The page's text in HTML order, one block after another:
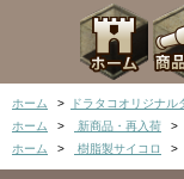
ホーム > ドラタコオリジナル
ホーム
> 新商品・再入荷 >
ホーム
> 樹脂製サイコロ >